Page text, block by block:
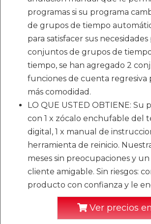
programas si su programa
de grupos de tiempo
para satisfacer sus
conjuntos de grupos de
tiempo, se han agregado 2
funciones de cuenta regresiva
más comodidad.
LO QUE USTED OBTIENE: Su
con 1 x zócalo enchufable del
digital, 1 x manual de
herramienta de reinicio.
meses sin preocupaciones y un
cliente amigable. Sin riesgos:
producto con confianza y le
Ver precios